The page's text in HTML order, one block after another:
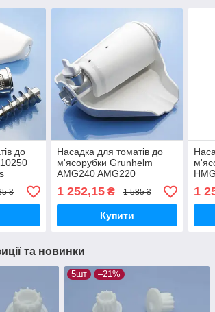
до
₴
Насадка для томатів до
м'ясорубки Grunhelm
AMG240 AMG220
AMG2634ASSJ
AMG2663APSJ MG2030R
GKM0020 GKM0022
GKM0023M GKM0016
оригінал
1 252,15₴ 1 585 ₴
Купити
1
та новинки
5шт –21%